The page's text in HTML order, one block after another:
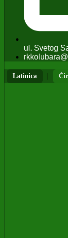
ul. Svetog
Latinica |